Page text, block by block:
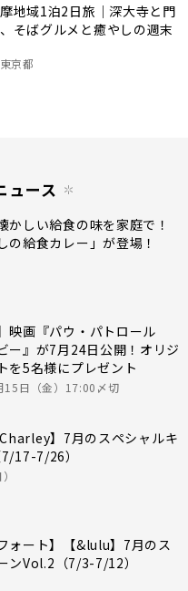
地域1泊2日旅｜深大寺と門
そばグルメと癒やしの週末
東京都
ュース
かしい給食の味を家庭で！
の給食カレー」が登場！
映画『パウ・パトロール
ー』が7月24日公開！オリジ
を5名様にプレゼント
15日（金）17:00〆切
Charley】7月のスペシャルキ
17-7/26）
ォート】【&lulu】7月のス
ンVol.2（7/3-7/12）